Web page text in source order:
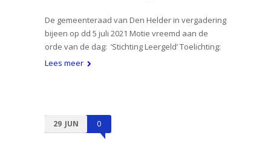
De gemeenteraad van Den Helder in vergadering
bijeen op dd 5 juli 2021 Motie vreemd aan de
orde van de dag: ‘Stichting Leergeld’ Toelichting:
Lees meer
29 JUN 0